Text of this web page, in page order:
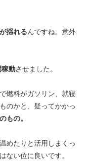
揺れるんですね。意外
動させました。
燃料がガソリン、就寝
のかと、疑ってかかっ
もの。
めたりと活用しまくっ
ない位に良いです。